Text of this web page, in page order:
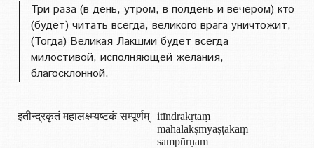
Три раза (в день, утром, в полдень и вечером) кто
(будет) читать всегда, великого врага уничтожит,
(Тогда) Великая Лакшми будет всегда
милостивой, исполняющей желания,
благосклонной.
इतीन्द्रकृतं महालक्ष्म्यष्टकं सम्पूर्णम्
itīndrakṛtaṃ
mahālakṣmyaṣṭakaṃ
sampūrṇam